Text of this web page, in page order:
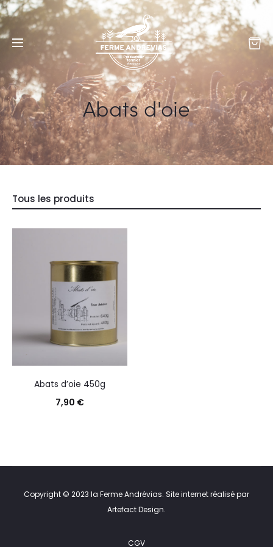
Abats d'oie
Tous les produits
Abats d’oie 450g
7,90 €
Copyright © 2023 la Ferme Andrévias. Site internet réalisé par
Artefact Design.
CGV